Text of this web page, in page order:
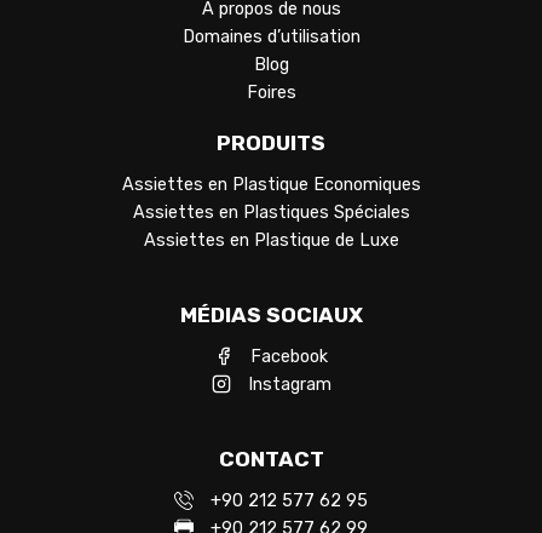
A propos de nous
Domaines d’utilisation
Blog
Foires
PRODUITS
Assiettes en Plastique Economiques
Assiettes en Plastiques Spéciales
Assiettes en Plastique de Luxe
MÉDIAS SOCIAUX
Facebook
Instagram
CONTACT
+90 212 577 62 95
+90 212 577 62 99